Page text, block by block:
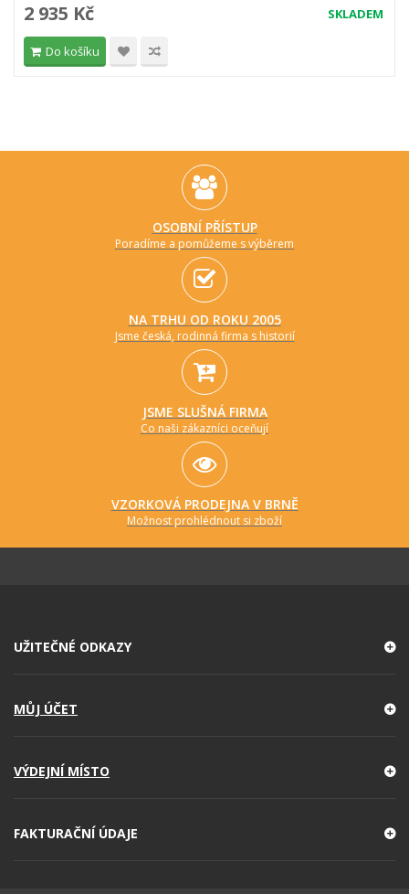
SKLADEM
2 935 Kč
Do košíku
OSOBNÍ PŘÍSTUP
Poradíme a pomůžeme s výběrem
NA TRHU OD ROKU 2005
Jsme česká, rodinná firma s historií
JSME SLUŠNÁ FIRMA
Co naši zákazníci oceňují
VZORKOVÁ PRODEJNA V BRNĚ
Možnost prohlédnout si zboží
UŽITEČNÉ ODKAZY
MŮJ ÚČET
VÝDEJNÍ MÍSTO
FAKTURAČNÍ ÚDAJE